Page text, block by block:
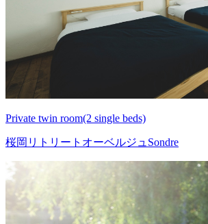
Private twin room(2 single beds)
桜岡リトリートオーベルジュSondre